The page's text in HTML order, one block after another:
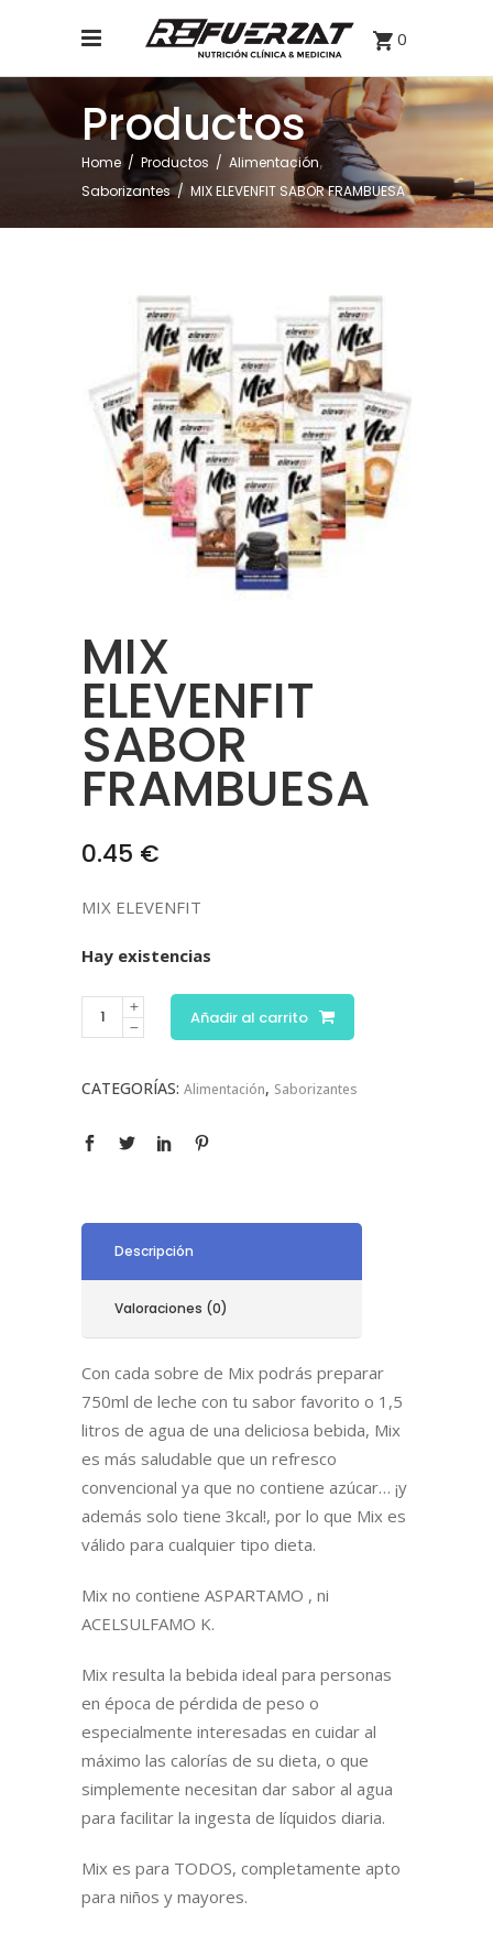
0
Productos
Home / Productos / Alimentación,
Saborizantes/ MIX ELEVENFIT SABOR FRAMBUESA
MIX
ELEVENFIT
SABOR
FRAMBUESA
0.45 €
MIX ELEVENFIT
Hay existencias
Añadir al carrito
CATEGORÍAS: Alimentación, Saborizantes
Descripción
Valoraciones (0)
Con cada sobre de Mix podrás preparar
750ml de leche con tu sabor favorito o 1,5
litros de agua de una deliciosa bebida, Mix
es más saludable que un refresco
convencional ya que no contiene azúcar… ¡y
además solo tiene 3kcal!, por lo que Mix es
válido para cualquier tipo dieta.
Mix no contiene ASPARTAMO , ni
ACELSULFAMO K.
Mix resulta la bebida ideal para personas
en época de pérdida de peso o
especialmente interesadas en cuidar al
máximo las calorías de su dieta, o que
simplemente necesitan dar sabor al agua
para facilitar la ingesta de líquidos diaria.
Mix es para TODOS, completamente apto
para niños y mayores.